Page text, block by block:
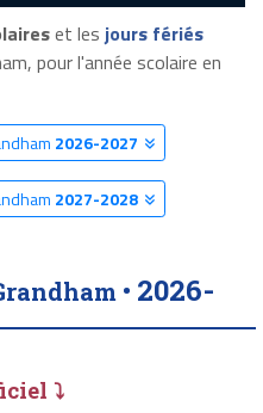
et les jours fériés
pour l'année scolaire en
2026-2027
2027-2028
• 2026-
⤵